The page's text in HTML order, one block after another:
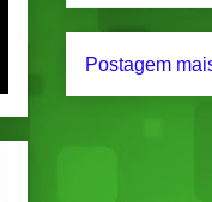
Postagem